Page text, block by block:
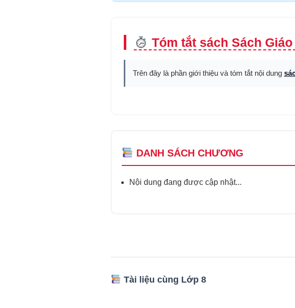
Tóm tắt sách Sách
Trên đây là phần giới thiệu và tóm tắt nội dung
DANH SÁCH CHƯƠNG
Nội dung đang được cập nhật...
Tài liệu cùng Lớp 8